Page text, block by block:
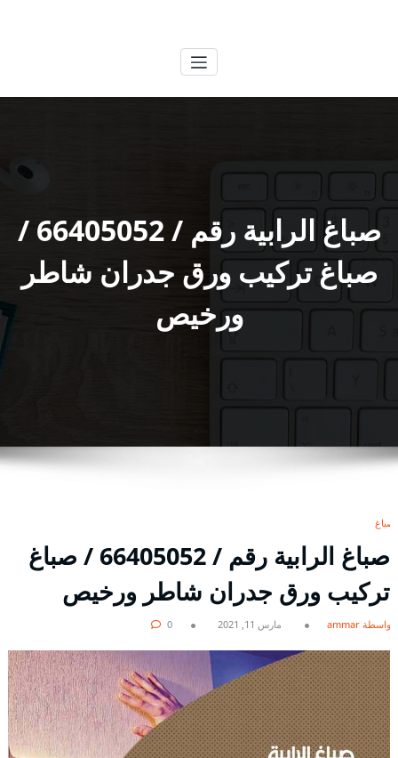
صباغ الرابية رقم / 66405052 /
صباغ تركيب ورق جدران شاطر
ورخيص
صباغ
صباغ الرابية رقم / 66405052 / صباغ
تركيب ورق جدران شاطر ورخيص
بواسطة ammar مارس 11, 2021 0